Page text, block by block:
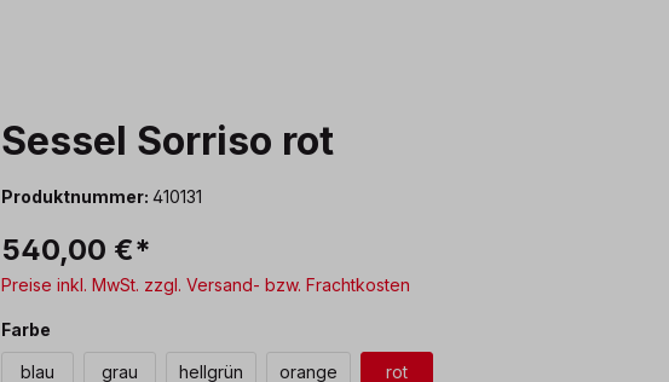
Sessel Sorriso rot
Produktnummer:410131
540,00 €*
Preise inkl. MwSt. zzgl. Versand- bzw. Frachtkosten
Farbe
blau grau hellgrün orange rot